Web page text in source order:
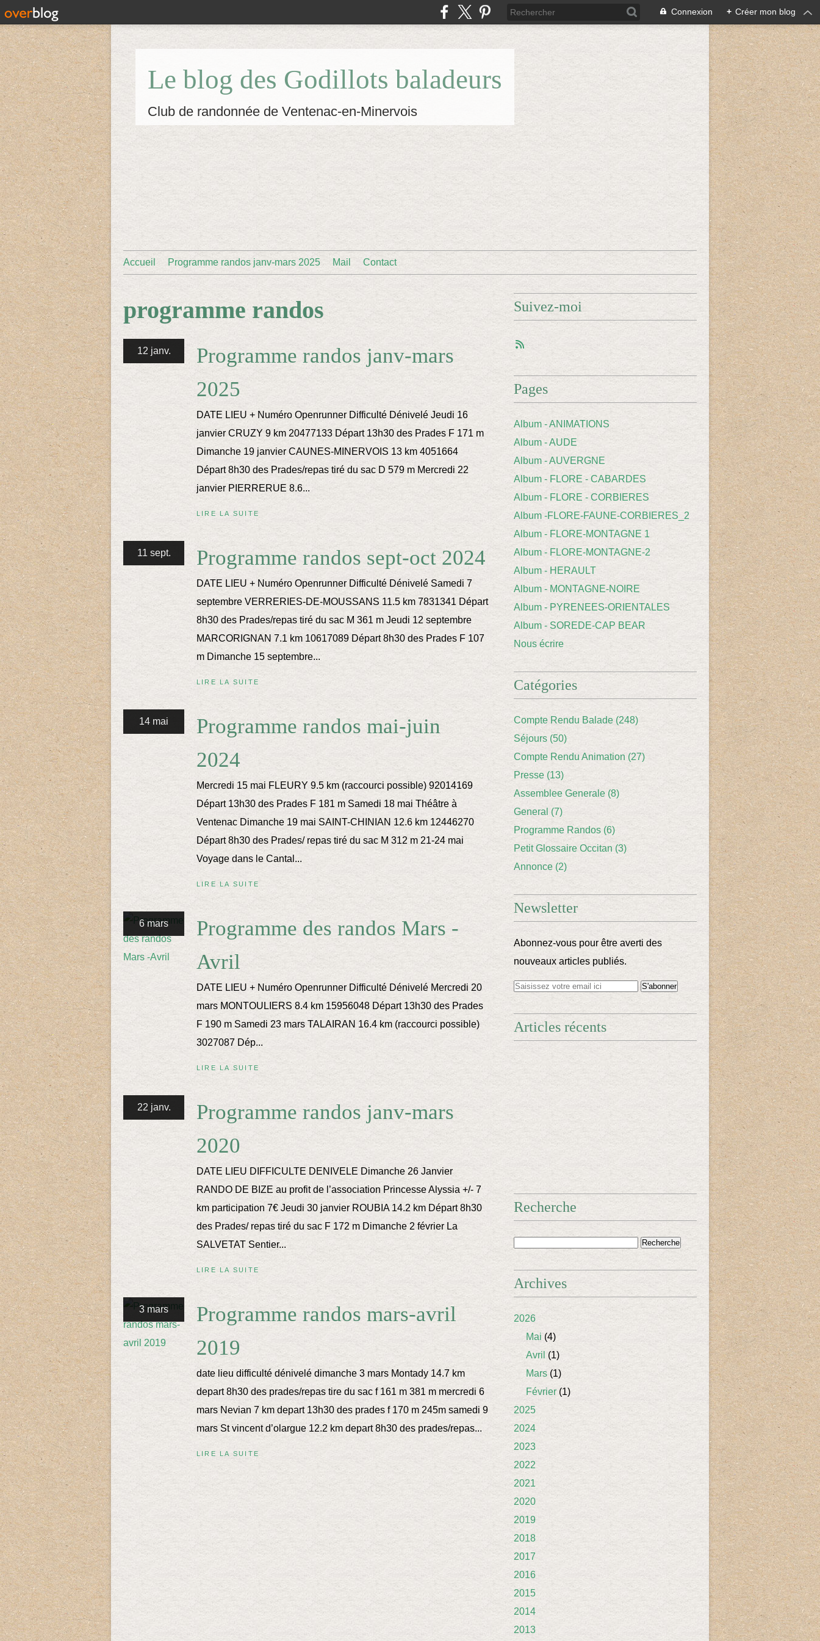
Connexion + Créer mon blog
Le blog des Godillots baladeurs
Club de randonnée de Ventenac-en-Minervois
Accueil Programme randos janv-mars 2025 Mail Contact
programme randos
12 janv.
Programme randos janv-mars
2025
DATE LIEU + Numéro Openrunner Difficulté Dénivelé Jeudi 16
janvier CRUZY 9 km 20477133 Départ 13h30 des Prades F 171 m
Dimanche 19 janvier CAUNES-MINERVOIS 13 km 4051664
Départ 8h30 des Prades/repas tiré du sac D 579 m Mercredi 22
janvier PIERRERUE 8.6...
LIRE LA SUITE
11 sept. Programme randos sept-oct 2024
DATE LIEU + Numéro Openrunner Difficulté Dénivelé Samedi 7
septembre VERRERIES-DE-MOUSSANS 11.5 km 7831341 Départ
8h30 des Prades/repas tiré du sac M 361 m Jeudi 12 septembre
MARCORIGNAN 7.1 km 10617089 Départ 8h30 des Prades F 107
m Dimanche 15 septembre...
LIRE LA SUITE
14 mai
Programme randos mai-juin
2024
Mercredi 15 mai FLEURY 9.5 km (raccourci possible) 92014169
Départ 13h30 des Prades F 181 m Samedi 18 mai Théâtre à
Ventenac Dimanche 19 mai SAINT-CHINIAN 12.6 km 12446270
Départ 8h30 des Prades/ repas tiré du sac M 312 m 21-24 mai
Voyage dans le Cantal...
LIRE LA SUITE
6 mars
Programme des randos Mars -
Avril
DATE LIEU + Numéro Openrunner Difficulté Dénivelé Mercredi 20
mars MONTOULIERS 8.4 km 15956048 Départ 13h30 des Prades
F 190 m Samedi 23 mars TALAIRAN 16.4 km (raccourci possible)
3027087 Dép...
LIRE LA SUITE
22 janv.
Programme randos janv-mars
2020
DATE LIEU DIFFICULTE DENIVELE Dimanche 26 Janvier
RANDO DE BIZE au profit de l’association Princesse Alyssia +/- 7
km participation 7€ Jeudi 30 janvier ROUBIA 14.2 km Départ 8h30
des Prades/ repas tiré du sac F 172 m Dimanche 2 février La
SALVETAT Sentier...
LIRE LA SUITE
3 mars
Programme randos mars-avril
2019
date lieu difficulté dénivelé dimanche 3 mars Montady 14.7 km
depart 8h30 des prades/repas tire du sac f 161 m 381 m mercredi 6
mars Nevian 7 km depart 13h30 des prades f 170 m 245m samedi 9
mars St vincent d’olargue 12.2 km depart 8h30 des prades/repas...
LIRE LA SUITE
Suivez-moi
Pages
Album - ANIMATIONS
Album - AUDE
Album - AUVERGNE
Album - FLORE - CABARDES
Album - FLORE - CORBIERES
Album -FLORE-FAUNE-CORBIERES_2
Album - FLORE-MONTAGNE 1
Album - FLORE-MONTAGNE-2
Album - HERAULT
Album - MONTAGNE-NOIRE
Album - PYRENEES-ORIENTALES
Album - SOREDE-CAP BEAR
Nous écrire
Catégories
Compte Rendu Balade (248)
Séjours (50)
Compte Rendu Animation (27)
Presse (13)
Assemblee Generale (8)
General (7)
Programme Randos (6)
Petit Glossaire Occitan (3)
Annonce (2)
Newsletter
Abonnez-vous pour être averti des
nouveaux articles publiés.
Articles récents
Recherche
Archives
2026
Mai (4)
Avril (1)
Mars (1)
Février (1)
2025
2024
2023
2022
2021
2020
2019
2018
2017
2016
2015
2014
2013